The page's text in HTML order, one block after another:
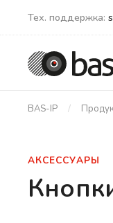
Тех. поддержка:
BAS-IP
АКСЕССУАРЫ